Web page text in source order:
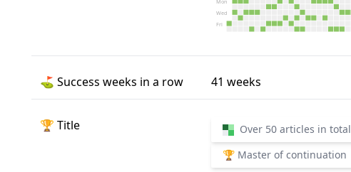
Wed
Fri
⛳️ Success weeks in a row 41 weeks
🏆 Title
Over 50 articles in total
🏆 Master of continuation